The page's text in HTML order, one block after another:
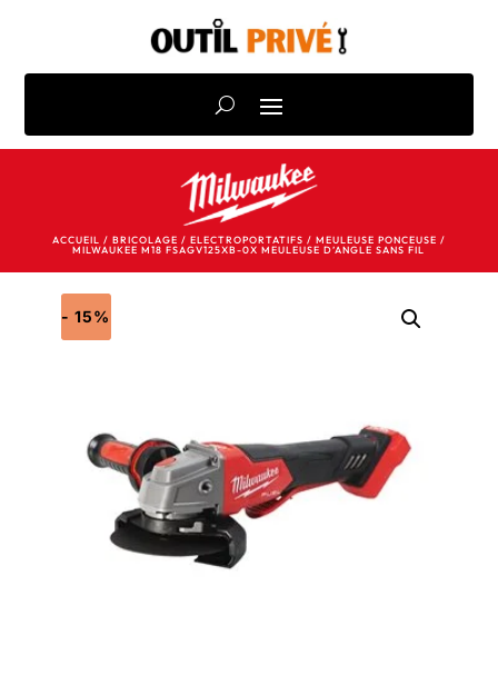
ACCUEIL / BRICOLAGE / ELECTROPORTATIFS / MEULEUSE PONCEUSE /
MILWAUKEE M18 FSAGV125XB-0X MEULEUSE D’ANGLE SANS FIL
- 15%